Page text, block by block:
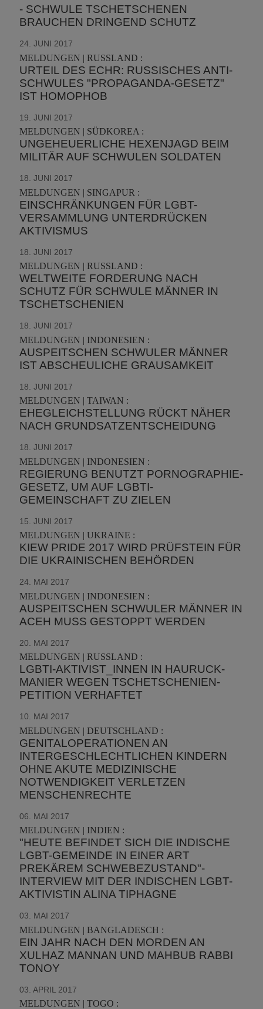
- SCHWULE TSCHETSCHENEN
BRAUCHEN DRINGEND SCHUTZ
24. JUNI 2017
MELDUNGEN | RUSSLAND :
URTEIL DES ECHR: RUSSISCHES ANTI-
SCHWULES "PROPAGANDA-GESETZ"
IST HOMOPHOB
19. JUNI 2017
MELDUNGEN | SÜDKOREA :
UNGEHEUERLICHE HEXENJAGD BEIM
MILITÄR AUF SCHWULEN SOLDATEN
18. JUNI 2017
MELDUNGEN | SINGAPUR :
EINSCHRÄNKUNGEN FÜR LGBT-
VERSAMMLUNG UNTERDRÜCKEN
AKTIVISMUS
18. JUNI 2017
MELDUNGEN | RUSSLAND :
WELTWEITE FORDERUNG NACH
SCHUTZ FÜR SCHWULE MÄNNER IN
TSCHETSCHENIEN
18. JUNI 2017
MELDUNGEN | INDONESIEN :
AUSPEITSCHEN SCHWULER MÄNNER
IST ABSCHEULICHE GRAUSAMKEIT
18. JUNI 2017
MELDUNGEN | TAIWAN :
EHEGLEICHSTELLUNG RÜCKT NÄHER
NACH GRUNDSATZENTSCHEIDUNG
18. JUNI 2017
MELDUNGEN | INDONESIEN :
REGIERUNG BENUTZT PORNOGRAPHIE-
GESETZ, UM AUF LGBTI-
GEMEINSCHAFT ZU ZIELEN
15. JUNI 2017
MELDUNGEN | UKRAINE :
KIEW PRIDE 2017 WIRD PRÜFSTEIN FÜR
DIE UKRAINISCHEN BEHÖRDEN
24. MAI 2017
MELDUNGEN | INDONESIEN :
AUSPEITSCHEN SCHWULER MÄNNER IN
ACEH MUSS GESTOPPT WERDEN
20. MAI 2017
MELDUNGEN | RUSSLAND :
LGBTI-AKTIVIST_INNEN IN HAURUCK-
MANIER WEGEN TSCHETSCHENIEN-
PETITION VERHAFTET
10. MAI 2017
MELDUNGEN | DEUTSCHLAND :
GENITALOPERATIONEN AN
INTERGESCHLECHTLICHEN KINDERN
OHNE AKUTE MEDIZINISCHE
NOTWENDIGKEIT VERLETZEN
MENSCHENRECHTE
06. MAI 2017
MELDUNGEN | INDIEN :
"HEUTE BEFINDET SICH DIE INDISCHE
LGBT-GEMEINDE IN EINER ART
PREKÄREM SCHWEBEZUSTAND"-
INTERVIEW MIT DER INDISCHEN LGBT-
AKTIVISTIN ALINA TIPHAGNE
03. MAI 2017
MELDUNGEN | BANGLADESCH :
EIN JAHR NACH DEN MORDEN AN
XULHAZ MANNAN UND MAHBUB RABBI
TONOY
03. APRIL 2017
MELDUNGEN | TOGO :